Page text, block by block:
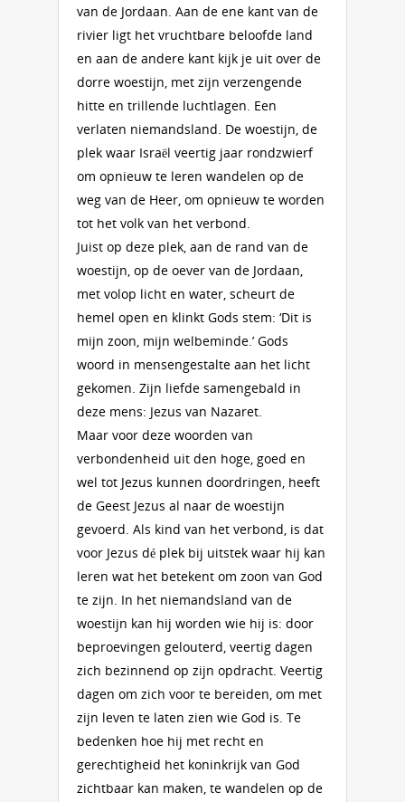
van de Jordaan. Aan de ene kant van de
rivier ligt het vruchtbare beloofde land
en aan de andere kant kijk je uit over de
dorre woestijn, met zijn verzengende
hitte en trillende luchtlagen. Een
verlaten niemandsland. De woestijn, de
plek waar Israël veertig jaar rondzwierf
om opnieuw te leren wandelen op de
weg van de Heer, om opnieuw te worden
tot het volk van het verbond.
Juist op deze plek, aan de rand van de
woestijn, op de oever van de Jordaan,
met volop licht en water, scheurt de
hemel open en klinkt Gods stem: ‘Dit is
mijn zoon, mijn welbeminde.’ Gods
woord in mensengestalte aan het licht
gekomen. Zijn liefde samengebald in
deze mens: Jezus van Nazaret.
Maar voor deze woorden van
verbondenheid uit den hoge, goed en
wel tot Jezus kunnen doordringen, heeft
de Geest Jezus al naar de woestijn
gevoerd. Als kind van het verbond, is dat
voor Jezus dé plek bij uitstek waar hij kan
leren wat het betekent om zoon van God
te zijn. In het niemandsland van de
woestijn kan hij worden wie hij is: door
beproevingen gelouterd, veertig dagen
zich bezinnend op zijn opdracht. Veertig
dagen om zich voor te bereiden, om met
zijn leven te laten zien wie God is. Te
bedenken hoe hij met recht en
gerechtigheid het koninkrijk van God
zichtbaar kan maken, te wandelen op de